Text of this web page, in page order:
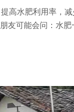
高水肥利用率，减
友可能会问：水